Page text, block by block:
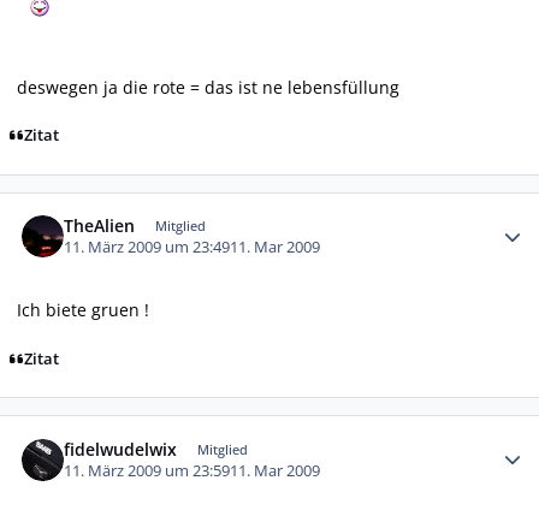
deswegen ja die rote = das ist ne lebensfüllung
Zitat
TheAlien Mitglied
11. März 2009 um 23:4911. Mar 2009
Ich biete gruen !
Zitat
fidelwudelwix Mitglied
11. März 2009 um 23:5911. Mar 2009